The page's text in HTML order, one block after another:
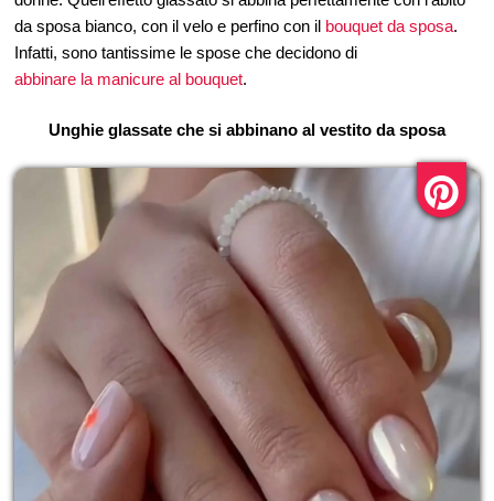
da sposa bianco, con il velo e perfino con il bouquet da sposa.
Infatti, sono tantissime le spose che decidono di
abbinare la manicure al bouquet.
Unghie glassate che si abbinano al vestito da sposa